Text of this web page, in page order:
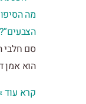
מה הסיפור
הצבעים”?
סם חלבי
הוא אמן
קרא עוד »